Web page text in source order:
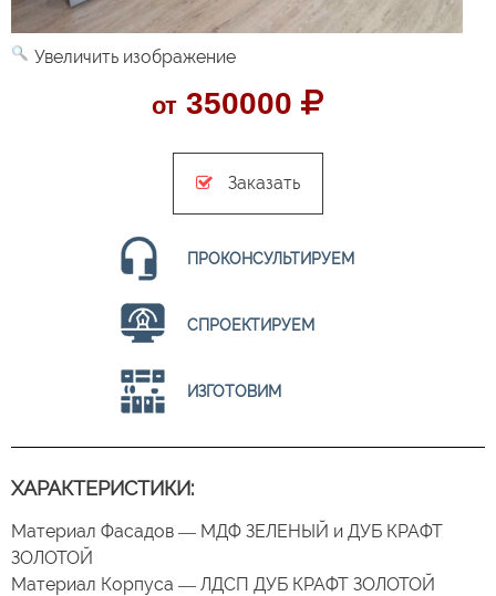
Увеличить изображение
от 350000
Заказать
ПРОКОНСУЛЬТИРУЕМ
СПРОЕКТИРУЕМ
ИЗГОТОВИМ
ХАРАКТЕРИСТИКИ:
Материал Фасадов — МДФ ЗЕЛЕНЫЙ и ДУБ КРАФТ
ЗОЛОТОЙ
Материал Корпуса — ЛДСП ДУБ КРАФТ ЗОЛОТОЙ